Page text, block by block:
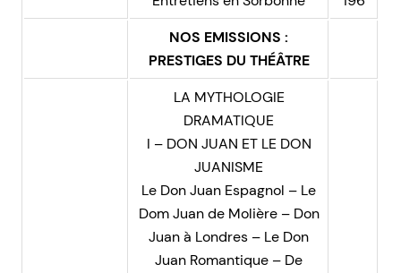
NOS EMISSIONS :
PRESTIGES DU THÉÂTRE
LA MYTHOLOGIE
DRAMATIQUE
I – DON JUAN ET LE DON
JUANISME
Le Don Juan Espagnol – Le
Dom Juan de Molière – Don
Juan à Londres – Le Don
Juan Romantique – De